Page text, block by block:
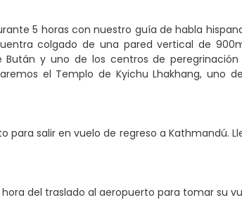
5 horas con nuestro guía de habla
colgado de una pared vertical de
y uno de los centros de
el Templo de Kyichu Lhakhang, uno
para salir en vuelo de regreso a Kathmandú.
del traslado al aeropuerto para tomar su